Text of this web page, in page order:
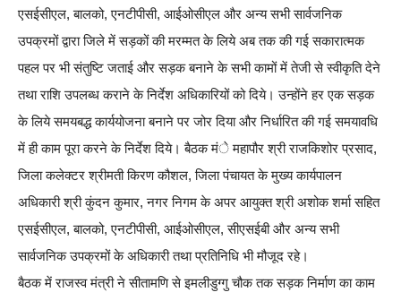
एसईसीएल, बालको, एनटीपीसी, आईओसीएल और अन्य सभी सार्वजनिक
उपक्रमों द्वारा जिले में सड़कों की मरम्मत के लिये अब तक की गई सकारात्मक
पहल पर भी संतुष्टि जताई और सड़क बनाने के सभी कामों में तेजी से स्वीकृति देने
तथा राशि उपलब्ध कराने के निर्देश अधिकारियों को दिये। उन्होंने हर एक सड़क
के लिये समयबद्ध कार्ययोजना बनाने पर जोर दिया और निर्धारित की गई समयावधि
में ही काम पूरा करने के निर्देश दिये। बैठक मंे महापौर श्री राजकिशोर प्रसाद,
जिला कलेक्टर श्रीमती किरण कौशल, जिला पंचायत के मुख्य कार्यपालन
अधिकारी श्री कुंदन कुमार, नगर निगम के अपर आयुक्त श्री अशोक शर्मा सहित
एसईसीएल, बालको, एनटीपीसी, आईओसीएल, सीएसईबी और अन्य सभी
सार्वजनिक उपक्रमों के अधिकारी तथा प्रतिनिधि भी मौजूद रहे।
बैठक में राजस्व मंत्री ने सीतामणि से इमलीडुग्गु चौक तक सड़क निर्माण का काम